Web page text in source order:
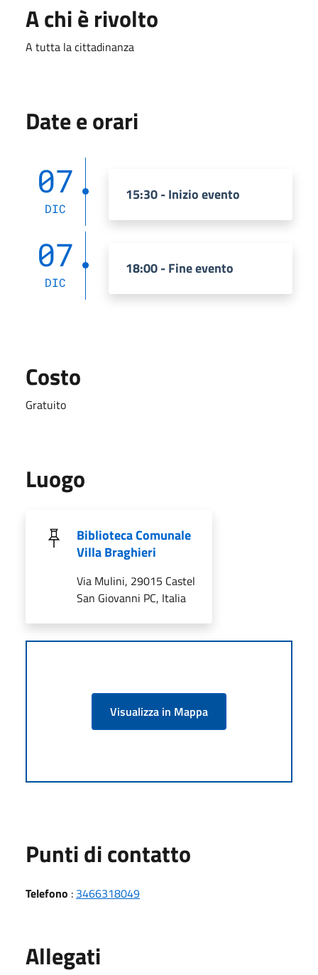
A chi è rivolto
A tutta la cittadinanza
Date e orari
07
DIC
15:30 - Inizio evento
07
DIC
18:00 - Fine evento
Costo
Gratuito
Luogo
Biblioteca Comunale
Villa Braghieri
Via Mulini, 29015 Castel
San Giovanni PC, Italia
Visualizza in Mappa
Punti di contatto
Telefono : 3466318049
Allegati